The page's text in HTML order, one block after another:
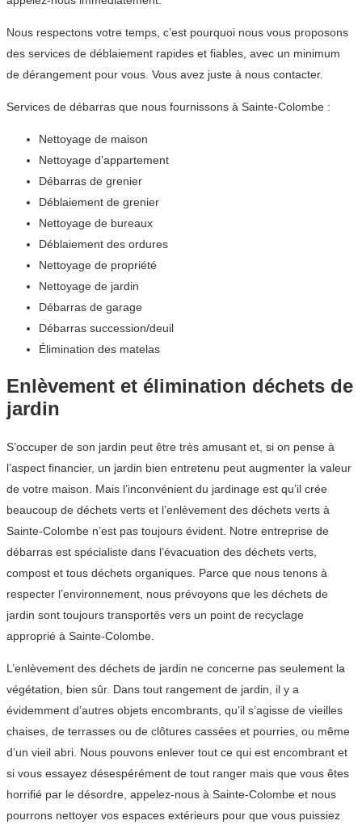
Nous respectons votre temps, c’est pourquoi nous vous proposons
des services de déblaiement rapides et fiables, avec un minimum
de dérangement pour vous. Vous avez juste à nous contacter.
Services de débarras que nous fournissons à Sainte-Colombe :
Nettoyage de maison
Nettoyage d’appartement
Débarras de grenier
Déblaiement de grenier
Nettoyage de bureaux
Déblaiement des ordures
Nettoyage de propriété
Nettoyage de jardin
Débarras de garage
Débarras succession/deuil
Élimination des matelas
Enlèvement et élimination déchets de
jardin
S’occuper de son jardin peut être très amusant et, si on pense à
l’aspect financier, un jardin bien entretenu peut augmenter la valeur
de votre maison. Mais l’inconvénient du jardinage est qu’il crée
beaucoup de déchets verts et l’enlèvement des déchets verts à
Sainte-Colombe n’est pas toujours évident. Notre entreprise de
débarras est spécialiste dans l’évacuation des déchets verts,
compost et tous déchets organiques. Parce que nous tenons à
respecter l’environnement, nous prévoyons que les déchets de
jardin sont toujours transportés vers un point de recyclage
approprié à Sainte-Colombe.
L’enlèvement des déchets de jardin ne concerne pas seulement la
végétation, bien sûr. Dans tout rangement de jardin, il y a
évidemment d’autres objets encombrants, qu’il s’agisse de vieilles
chaises, de terrasses ou de clôtures cassées et pourries, ou même
d’un vieil abri. Nous pouvons enlever tout ce qui est encombrant et
si vous essayez désespérément de tout ranger mais que vous êtes
horrifié par le désordre, appelez-nous à Sainte-Colombe et nous
pourrons nettoyer vos espaces extérieurs pour que vous puissiez